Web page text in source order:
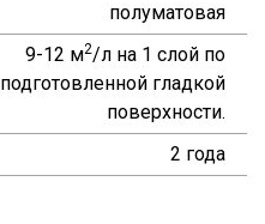
полуматовая
9-12 м2/л на 1 слой по
подготовленной гладкой
поверхности.
2 года